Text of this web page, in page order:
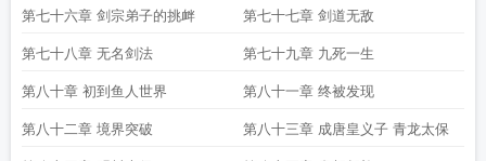
第七十六章 剑宗弟子的挑衅 第七十七章 剑道无敌
第七十八章 无名剑法 第七十九章 九死一生
第八十章 初到鱼人世界 第八十一章 终被发现
第八十二章 境界突破 第八十三章 成唐皇义子 青龙太保